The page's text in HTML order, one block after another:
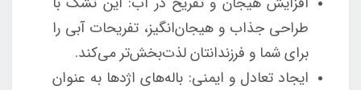
طراحی جذاب و هیجان‌انگیز، تفریحات آبی را
برای شما و فرزندانتان لذت‌بخش‌تر می‌کند.
ایجاد تعادل و ایمنی: باله‌های اژدها به عنوان